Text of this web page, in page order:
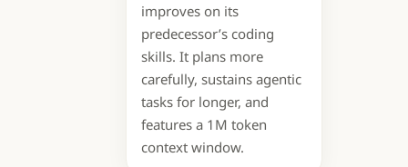
improves on its
predecessor’s coding
skills. It plans more
carefully, sustains agentic
tasks for longer, and
features a 1M token
context window.
이를 통해
MDR(Managed
Detection and
Response) 분야의
선도 기업으로서
새로운 시장에